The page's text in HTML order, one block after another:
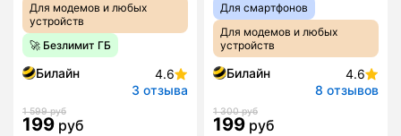
Для модемов и любых
устройств
🚀 Безлимит ГБ
Билайн
4.6
3 отзыва
1 599 руб
199 руб
Для смартфонов
Для модемов и любых
устройств
Билайн
4.6
8 отзывов
1 300 руб
199 руб